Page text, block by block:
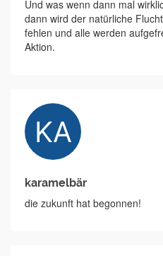
Und was wenn dann mal
dann wird der natürliche
fehlen und alle werden
Aktion.
karamelbär
die zukunft hat begonnen!